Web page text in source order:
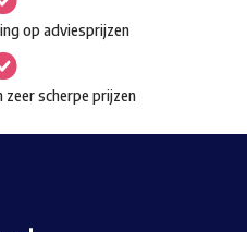
op
de
productpagina
op adviesprijzen
scherpe prijzen